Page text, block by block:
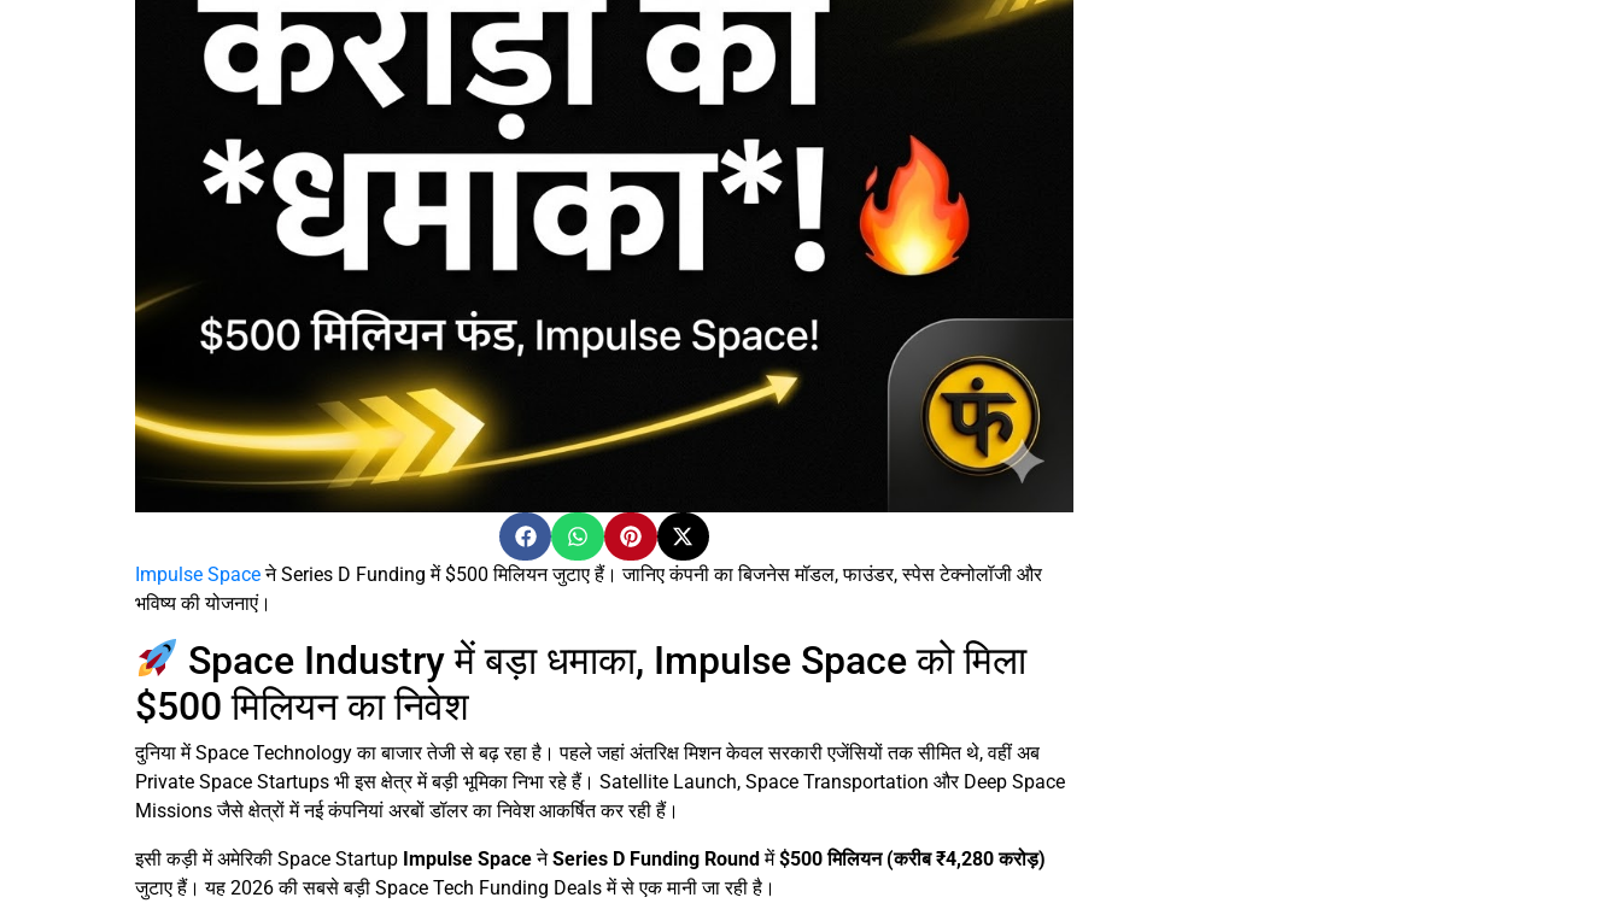
Impulse Spaceने Series D Funding में $500 मिलियन जुटाए हैं। जानिए कंपनी का बिजनेस मॉडल, फाउंडर, स्पेस टेक्नोलॉजी और
भविष्य की योजनाएं।
Space Industry में बड़ा धमाका, Impulse Space को मिला
$500 मिलियन का निवेश
दुनिया में Space Technology का बाजार तेजी से बढ़ रहा है। पहले जहां अंतरिक्ष मिशन केवल सरकारी एजेंसियों तक सीमित थे, वहीं अब
Private Space Startups भी इस क्षेत्र में बड़ी भूमिका निभा रहे हैं। Satellite Launch, Space Transportation और Deep Space
Missions जैसे क्षेत्रों में नई कंपनियां अरबों डॉलर का निवेश आकर्षित कर रही हैं।
इसी कड़ी में अमेरिकी Space Startup Impulse SpaceनेSeries D Funding Round में$500 मिलियन (करीब ₹4,280 करोड़)
जुटाए हैं। यह 2026 की सबसे बड़ी Space Tech Funding Deals में से एक मानी जा रही है।